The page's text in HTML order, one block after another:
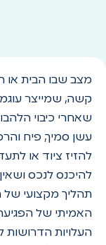
מצב שבו הבית
קשה, שמייצר
שאחרי כיבוי
עשן סמיך, פיח
להזיז ציוד או
להיכנס לנכס
תהליך מקצועי של
האמיתי של
העלויות הדרושות